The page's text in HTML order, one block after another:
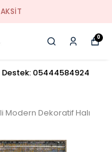
0
Destek: 05444584924
Modern Dekoratif Halı